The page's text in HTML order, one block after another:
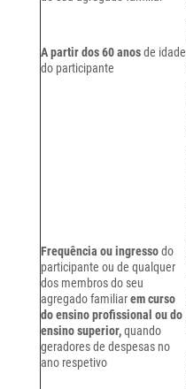
A partir dos 60 anosde idade
do participante
Frequência ou ingressodo
participante ou de qualquer
dos membros do seu
agregado familiarem curso
do ensino profissional ou do
ensino superior,quando
geradores de despesas no
ano respetivo